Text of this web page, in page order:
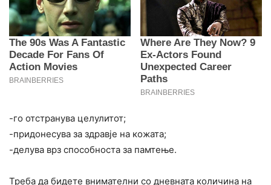
-го отстранува целулитот;
-придонесува за здравје на кожата;
-делува врз способноста за памтење.
Треба да бидете внимателни со дневната количина на